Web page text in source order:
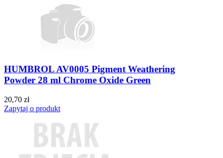
HUMBROL AV0005 Pigment Weathering
Powder 28 ml Chrome Oxide Green
20,70 zł
Zapytaj o produkt